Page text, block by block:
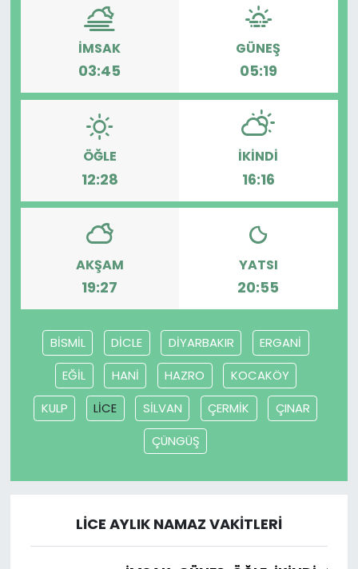
İMSAK
03:45
GÜNEŞ
05:19
ÖĞLE
12:28
İKINDI
16:16
AKŞAM
19:27
YATSI
20:55
BİSMİL DİCLE DİYARBAKIR
ERGANİ
EĞİL
HANİ HAZRO
KOCAKÖY
KULP
LİCE SİLVAN ÇERMİK
ÇINAR
ÇÜNGÜŞ
LİCE AYLIK NAMAZ VAKITLERI